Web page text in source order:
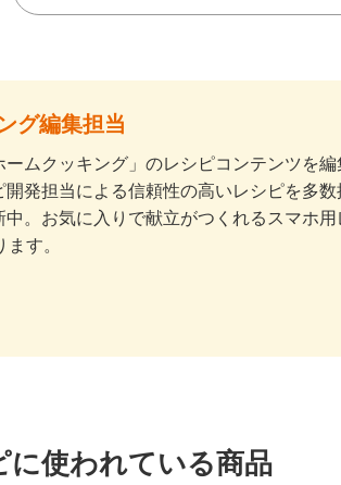
グ編集担当
ムクッキング」のレシピコンテンツを
発担当による信頼性の高いレシピを多
。お気に入りで献立がつくれるスマホ
す。
に使われている商品